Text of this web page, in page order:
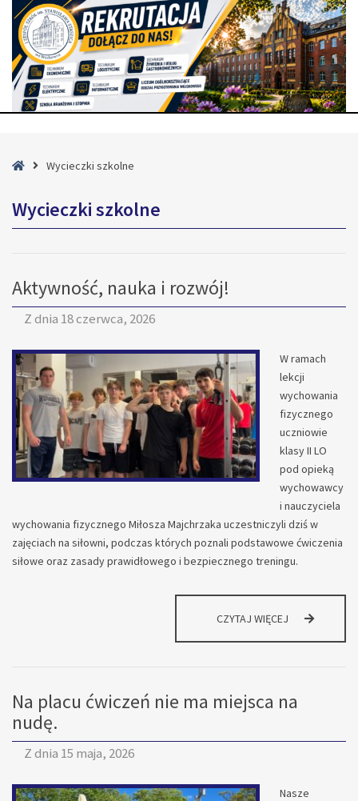
StronaWycieczki szkolne
Wycieczki szkolne
Aktywność, nauka i rozwój!
Z dnia 18 czerwca, 2026
W ramach
lekcji
wychowania
fizycznego
uczniowie
klasy II LO
pod opieką
wychowawcy
i nauczyciela
wychowania fizycznego Miłosza Majchrzaka uczestniczyli dziś w
zajęciach na siłowni, podczas których poznali podstawowe ćwiczenia
siłowe oraz zasady prawidłowego i bezpiecznego treningu.
CZYTAJ WIĘCEJ AKTYWNOŚĆ,
Na placu ćwiczeń nie ma miejsca na
nudę.
Z dnia 15 maja, 2026
Nasze